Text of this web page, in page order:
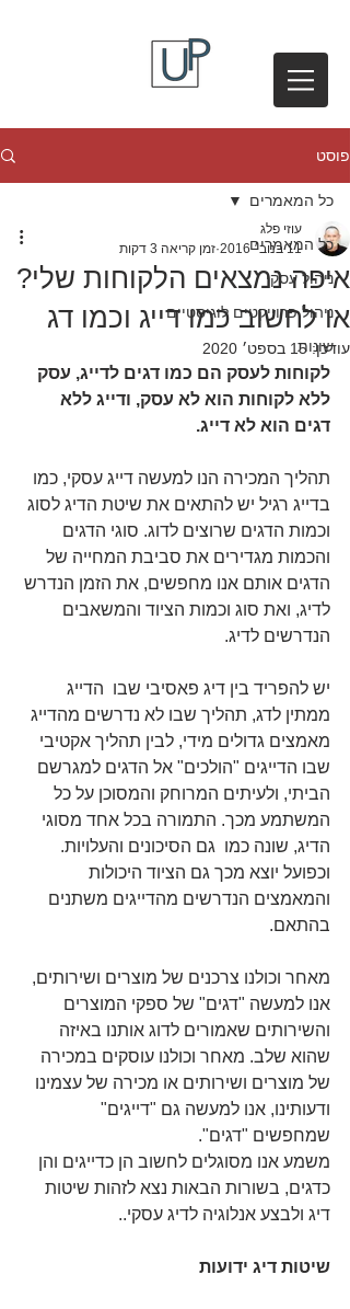
פוסט
כל המאמרים
ניהול עסקי
ניהול פרוייקטים לוגיסטיים
שונות
כל המאמרים
איפה נמצאים הלקוחות שלי?
או לחשוב כמו דייג וכמו דג
עוזי פלג
11 בנוב׳ 2016
זמן קריאה 3 דקות
עודכן:15 בספט׳ 2020
לקוחות לעסק הם כמו דגים לדייג, עסק
ללא לקוחות הוא לא עסק, ודייג ללא
דגים הוא לא דייג.
תהליך המכירה הנו למעשה דייג עסקי, כמו
בדייג רגיל יש להתאים את שיטת הדיג לסוג
וכמות הדגים שרוצים לדוג. סוגי הדגים
והכמות מגדירים את סביבת המחייה של
הדגים אותם אנו מחפשים, את הזמן הנדרש
לדיג, ואת סוג וכמות הציוד והמשאבים
הנדרשים לדיג.
יש להפריד בין דיג פאסיבי שבו  הדייג
ממתין לדג, תהליך שבו לא נדרשים מהדייג
מאמצים גדולים מידי, לבין תהליך אקטיבי
שבו הדייגים "הולכים" אל הדגים למגרשם
הביתי, ולעיתים המרוחק והמסוכן על כל
המשתמע מכך. התמורה בכל אחד מסוגי
הדיג, שונה כמו  גם הסיכונים והעלויות.
וכפועל יוצא מכך גם הציוד היכולות
והמאמצים הנדרשים מהדייגים משתנים
בהתאם.
מאחר וכולנו צרכנים של מוצרים ושירותים,
אנו למעשה "דגים" של ספקי המוצרים
והשירותים שאמורים לדוג אותנו באיזה
שהוא שלב. מאחר וכולנו עוסקים במכירה
של מוצרים ושירותים או מכירה של עצמינו
ודעותינו, אנו למעשה גם "דייגים"
שמחפשים "דגים".
משמע אנו מסוגלים לחשוב הן כדייגים והן
כדגים, בשורות הבאות נצא לזהות שיטות
דיג ולבצע אנלוגיה לדיג עסקי..
שיטות דיג ידועות